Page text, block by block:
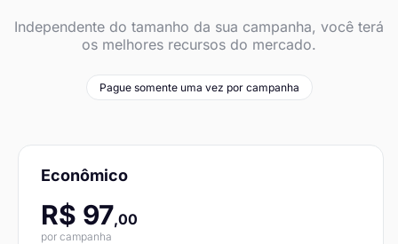
Preços
Sobre nós
Central de ajuda
Independente do tamanho da sua campanha, você terá
os melhores recursos do mercado.
Pague somente uma vez por campanha
Econômico
R$ 97,00
por campanha